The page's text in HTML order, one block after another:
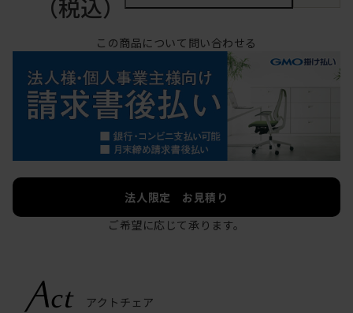
（税込）
この商品について問い合わせる
法人限定 お見積り
ご希望に応じて承ります。